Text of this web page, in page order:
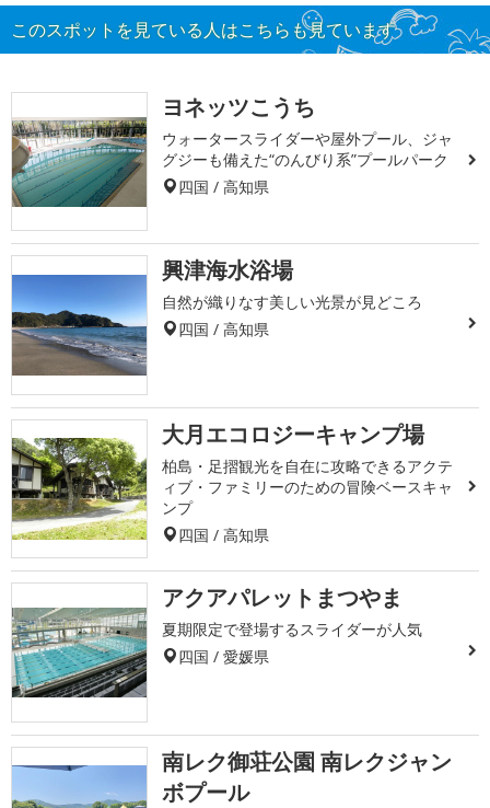
このスポットを見ている人はこちらも見ています
ヨネッツこうち
ウォータースライダーや屋外プール、ジャ
グジーも備えた“のんびり系”プールパーク
四国 / 高知県
興津海水浴場
自然が織りなす美しい光景が見どころ
四国 / 高知県
大月エコロジーキャンプ場
柏島・足摺観光を自在に攻略できるアクテ
ィブ・ファミリーのための冒険ベースキャ
ンプ
四国 / 高知県
アクアパレットまつやま
夏期限定で登場するスライダーが人気
四国 / 愛媛県
南レク御荘公園 南レクジャン
ボプール